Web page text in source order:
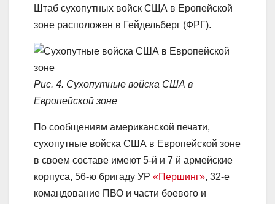
Штаб сухопутных войск СЩА в Еропейской
зоне расположен в Гейдельберг (ФРГ).
Рис. 4. Сухопутные войска США в
Европейской зоне
По сообщениям американской печати,
сухопутные войска США в Европейской зоне
в своем составе имеют 5-й и 7 й армейские
корпуса, 56-ю бригаду УР «Першинг», 32-е
командование ПВО и части боевого и